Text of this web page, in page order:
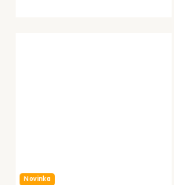
Novinka